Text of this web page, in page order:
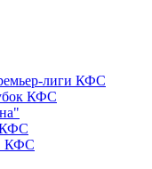
лиги КФС
КФС
КФС
КФС